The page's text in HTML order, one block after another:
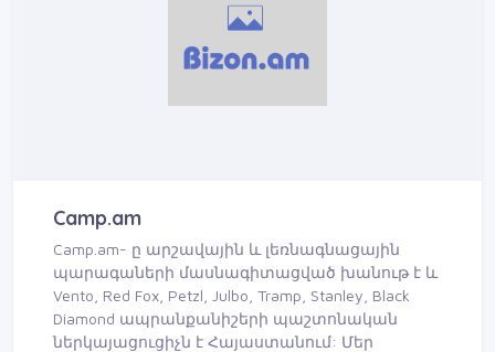
Camp.am
Camp.am- ը արշավային և լեռնագնացային
պարագաների մասնագիտացված խանութ է և
Vento, Red Fox, Petzl, Julbo, Tramp, Stanley, Black
Diamond ապրանքանիշերի պաշտոնական
ներկայացուցիչն է Հայաստանում: Մեր